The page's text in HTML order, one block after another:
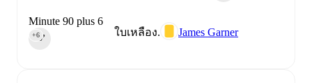
ใบเหลือง. James Garner
Minute 90 plus 6
90‎’‎
+6